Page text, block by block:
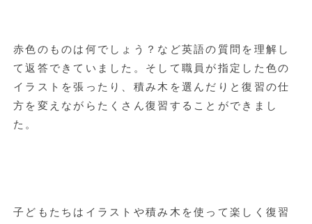
赤色のものは何でしょう？など英語の質問を理解し
て返答できていました。そして職員が指定した色の
イラストを張ったり、積み木を選んだりと復習の仕
方を変えながらたくさん復習することができまし
た。
子どもたちはイラストや積み木を使って楽しく復習